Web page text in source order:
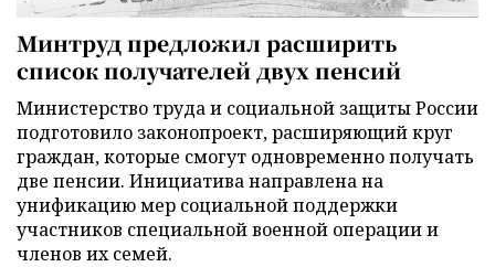
Минтруд предложил расширить
список получателей двух пенсий
Министерство труда и социальной защиты России
подготовило законопроект, расширяющий круг
граждан, которые смогут одновременно получать
две пенсии. Инициатива направлена на
унификацию мер социальной поддержки
участников специальной военной операции и
членов их семей.